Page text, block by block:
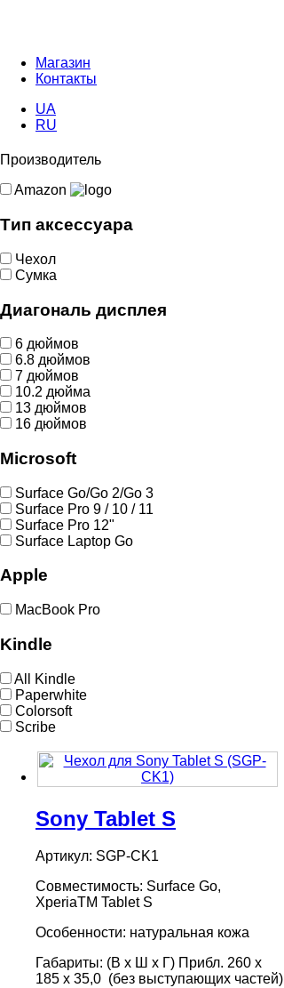
Магазин
Контакты
UA
RU
Производитель
Amazon
Tип аксессуара
Чехол
Сумка
Диагональ дисплея
6 дюймов
6.8 дюймов
7 дюймов
10.2 дюйма
13 дюймов
16 дюймов
Microsoft
Surface Go/Go 2/Go 3
Surface Pro 9 / 10 / 11
Surface Pro 12"
Surface Laptop Go
Apple
MacBook Pro
Kindle
All Kindle
Paperwhite
Colorsoft
Scribe
Sony Tablet S
Артикул: SGP-CK1
Совместимость: Surface Go,
XperiaTM Tablet S
Особенности: натуральная кожа
Габариты: (В x Ш x Г) Прибл. 260 x
185 x 35,0 (без выступающих частей)